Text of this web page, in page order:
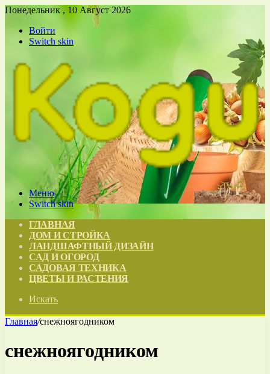
Понедельник , 10 Август 2026
Войти
Switch skin
Меню
Switch skin
ГЛАВНАЯ
ДОМ И СТРОЙКА
ЛАНДШАФТНЫЙ ДИЗАЙН
САД И ОГОРОД
САДОВАЯ ТЕХНИКА
ЦВЕТЫ И РАСТЕНИЯ
Искать
Главная/снежноягодником
снежноягодником